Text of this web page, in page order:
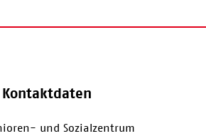
Kontaktdaten
und Sozialzentrum